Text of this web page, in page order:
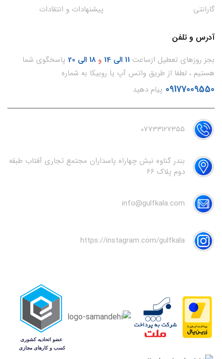
گارانتی
پیشنهادات و انتقادات
آدرس و تلفن
بجز روزهای تعطیل ازساعت 11 الی 14 و 18 الی 20
پاسخگوی شما
هستیم ، لطفا از طریق واتس آپ یا روبیکا به شماره
09177009550 پیام دهید
07733127355
بندر گناوه نبش چهاراه پاسداران مجتمع تجاری آفتاب طبقه
دوم پلاک 66
info@gulfkala.com
https://instagram.com/gulfkala